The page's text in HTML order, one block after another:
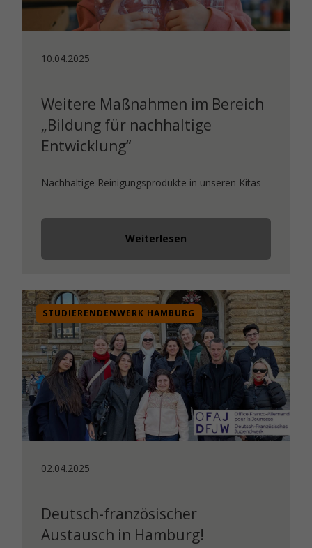
10.04.2025
Weitere Maßnahmen im Bereich
„Bildung für nachhaltige
Entwicklung“
Nachhaltige Reinigungsprodukte in unseren Kitas
Weiterlesen
STUDIERENDENWERK HAMBURG
02.04.2025
Deutsch-französischer
Austausch in Hamburg!